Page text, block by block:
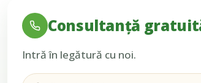
Consultanță
Intră în legătură cu noi.